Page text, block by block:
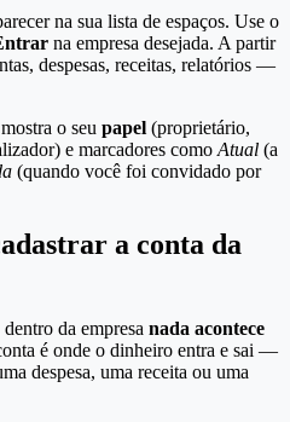
na sua lista de espaços. Use o
na empresa desejada. A partir
despesas, receitas, relatórios —
o seu papel (proprietário,
e marcadores como Atual (a
(quando você foi convidado por
a conta da
da empresa nada acontece
é onde o dinheiro entra e sai —
despesa, uma receita ou uma